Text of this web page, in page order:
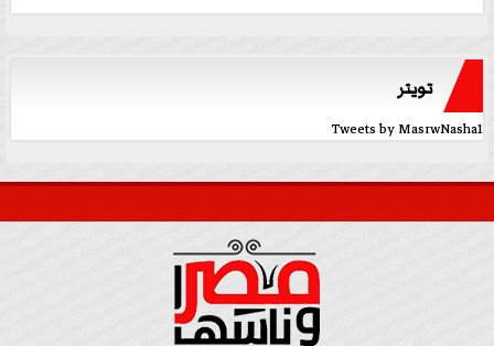
تويتر
Tweets by MasrwNasha1